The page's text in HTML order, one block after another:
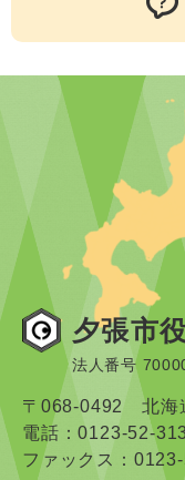
夕張市
法人番号
〒068-0492 北海
電話：0123-52-
ファックス：